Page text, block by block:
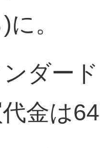
。
ダー
金は